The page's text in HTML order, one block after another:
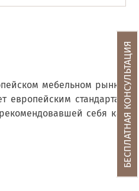
мебельном рынке.
европейским стандартам
себя какБЕСПЛАТНАЯ КОНСУЛЬТАЦИЯ